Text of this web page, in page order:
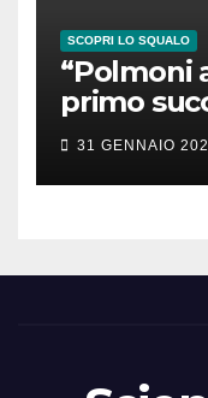
SCOPRI LO SQUALO
“Polmoni
primo
31 GENNAIO